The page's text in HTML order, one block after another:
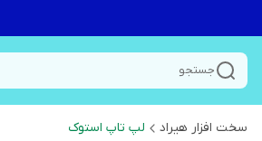
جستجو
سخت افزار هیراد لپ تاپ استوک